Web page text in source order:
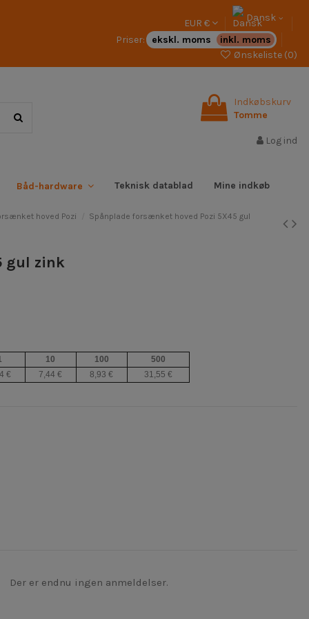
EUR €
Dansk
Priser:
ekskl. moms
inkl. moms
Ønskeliste (0)
Indkøbskurv
Tomme
Log ind
Båd-hardware Teknisk datablad Mine indkøb
hoved Pozi
Spånplade forsænket hoved Pozi 5X45 gul
gul zink
10 100 500
€ 7,44 € 8,93 € 31,55 €
Der er endnu ingen anmeldelser.